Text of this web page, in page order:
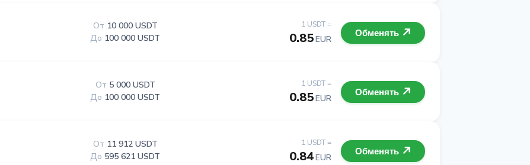
1 USDT =
0.85EUR
От 10 000 USDT
До 100 000 USDT Обменять
1 USDT =
0.85EUR
От 5 000 USDT
До 100 000 USDT Обменять
1 USDT =
0.84EUR
От 11 912 USDT
До 595 621 USDT Обменять